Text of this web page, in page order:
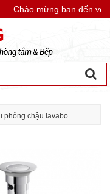
Chào mừng bạn đến với
phông chậu lavabo